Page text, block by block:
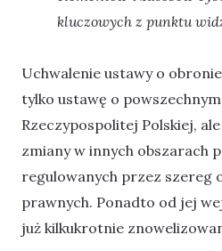
kluczowych z punktu
Uchwalenie ustawy o
tylko ustawę o
Rzeczypospolitej Polskiej,
zmiany w innych obszarach
regulowanych przez szereg
prawnych. Ponadto od jej
już kilkukrotnie